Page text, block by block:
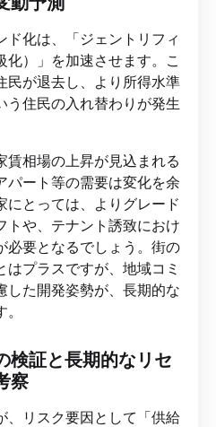
ド化は、「ジェントリフィ
）」を加速させます。こ
民が退去し、より所得水準
う住民の入れ替わりが発生
賃相場の上昇が見込まれる
パート等の需要は変化を余
にとっては、よりグレード
トや、テナント誘致におけ
必要となるでしょう。街の
プラスですが、地域コミ
した開発姿勢が、長期的な
検証と長期的なリセ
察
、リスク要因として「供給